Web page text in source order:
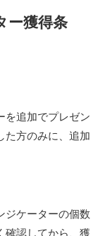
ー獲得条
を追加でプレゼン
た方のみに、追加
ジケーターの個数
確認してから、獲